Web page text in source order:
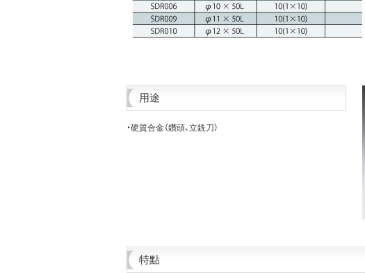
用途
・硬質合金（鑽頭、立銑刀）
特點